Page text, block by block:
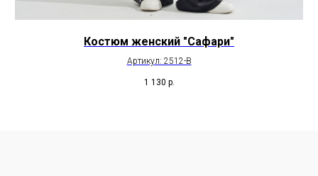
Костюм женский "Сафари"
Артикул: 2512-В
1 130 р.